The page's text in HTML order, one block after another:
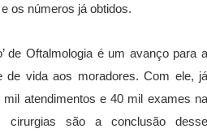
os números já obtidos.
de Oftalmologia é um avanço para a
de vida aos moradores. Com ele, já
atendimentos e 40 mil exames na
cirurgias são a conclusão desse